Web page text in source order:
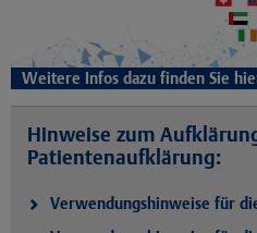
Weitere Infos dazu finden Sie
Hinweise zum
Patientenaufklärung:
Verwendungshinweise für